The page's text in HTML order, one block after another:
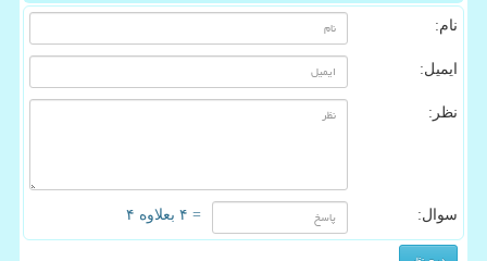
نام:
ایمیل:
نظر:
سوال: = ۴ بعلاوه ۴